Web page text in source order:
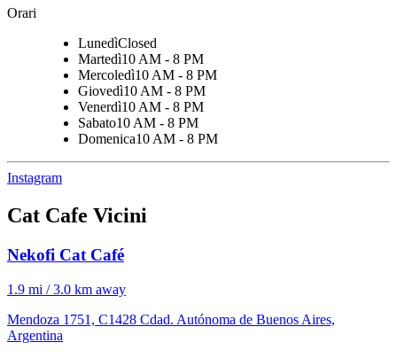
Orari
LunedìClosed
Martedì10 AM - 8 PM
Mercoledì10 AM - 8 PM
Giovedì10 AM - 8 PM
Venerdì10 AM - 8 PM
Sabato10 AM - 8 PM
Domenica10 AM - 8 PM
Instagram
Cat Cafe Vicini
Nekofi Cat Café
1.9 mi / 3.0 km away
Mendoza 1751, C1428 Cdad. Autónoma de Buenos Aires,
Argentina